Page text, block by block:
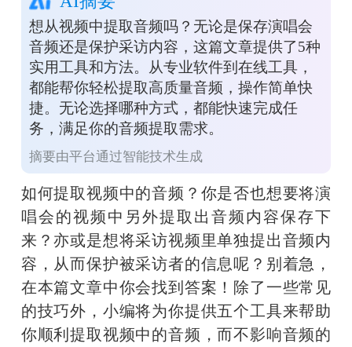
想从视频中提取音频吗？无论是保存演唱会
音频还是保护采访内容，这篇文章提供了5种
实用工具和方法。从专业软件到在线工具，
都能帮你轻松提取高质量音频，操作简单快
捷。无论选择哪种方式，都能快速完成任
务，满足你的音频提取需求。
摘要由平台通过智能技术生成
如何提取视频中的音频？你是否也想要将演
唱会的视频中另外提取出音频内容保存下
来？亦或是想将采访视频里单独提出音频内
容，从而保护被采访者的信息呢？别着急，
在本篇文章中你会找到答案！除了一些常见
的技巧外，小编将为你提供五个工具来帮助
你顺利提取视频中的音频，而不影响音频的